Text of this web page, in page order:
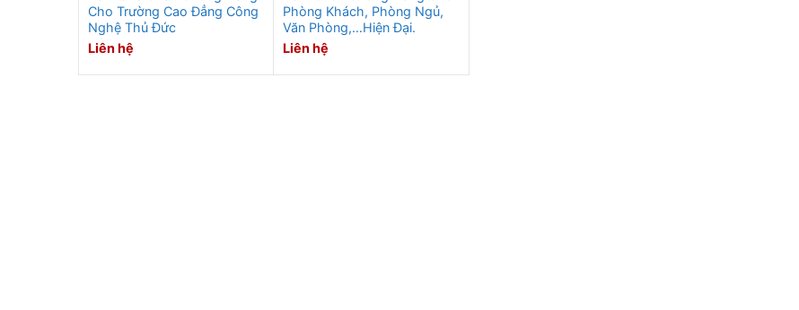
Cho Trường Cao Đẳng Công
Nghệ Thủ Đức
Liên hệ
Phòng Khách, Phòng Ngủ,
Văn Phòng,…Hiện Đại.
Liên hệ